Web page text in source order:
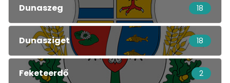
Dunaszeg 18
Dunasziget 18
Feketeerdő 2